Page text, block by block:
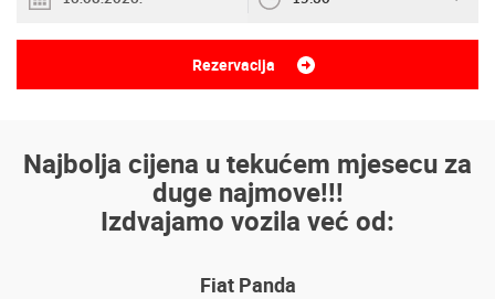
Rezervacija
Najbolja cijena u tekućem mjesecu za
duge najmove!!!
Izdvajamo vozila već od:
Fiat Panda